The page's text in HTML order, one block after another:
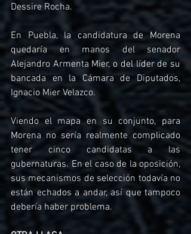
Dessire Rocha.
En Puebla, la candidatura de Morena
quedaría en manos del senador
Alejandro Armenta Mier, o del líder de su
bancada en la Cámara de Diputados,
Ignacio Mier Velazco.
Viendo el mapa en su conjunto, para
Morena no sería realmente complicado
tener cinco candidatas a las
gubernaturas. En el caso de la oposición,
sus mecanismos de selección todavía no
están echados a andar, así que tampoco
debería haber problema.